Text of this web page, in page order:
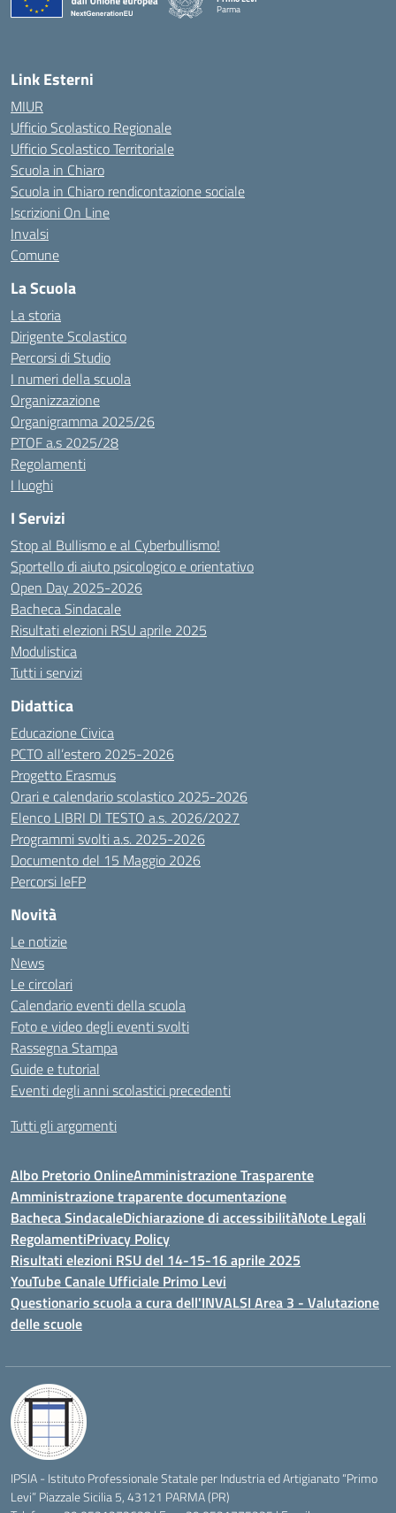
Parma
Link Esterni
MIUR
Ufficio Scolastico Regionale
Ufficio Scolastico Territoriale
Scuola in Chiaro
Scuola in Chiaro rendicontazione sociale
Iscrizioni On Line
Invalsi
Comune
La Scuola
La storia
Dirigente Scolastico
Percorsi di Studio
I numeri della scuola
Organizzazione
Organigramma 2025/26
PTOF a.s 2025/28
Regolamenti
I luoghi
I Servizi
Stop al Bullismo e al Cyberbullismo!
Sportello di aiuto psicologico e orientativo
Open Day 2025-2026
Bacheca Sindacale
Risultati elezioni RSU aprile 2025
Modulistica
Tutti i servizi
Didattica
Educazione Civica
PCTO all’estero 2025-2026
Progetto Erasmus
Orari e calendario scolastico 2025-2026
Elenco LIBRI DI TESTO a.s. 2026/2027
Programmi svolti a.s. 2025-2026
Documento del 15 Maggio 2026
Percorsi IeFP
Novità
Le notizie
News
Le circolari
Calendario eventi della scuola
Foto e video degli eventi svolti
Rassegna Stampa
Guide e tutorial
Eventi degli anni scolastici precedenti
Tutti gli argomenti
Albo Pretorio OnlineAmministrazione Trasparente
Amministrazione traparente documentazione
Bacheca SindacaleDichiarazione di accessibilitàNote Legali
RegolamentiPrivacy Policy
Risultati elezioni RSU del 14-15-16 aprile 2025
YouTube Canale Ufficiale Primo Levi
Questionario scuola a cura dell'INVALSI Area 3 - Valutazione
delle scuole
IPSIA - Istituto Professionale Statale per Industria ed Artigianato “Primo
Levi” Piazzale Sicilia 5, 43121 PARMA (PR)